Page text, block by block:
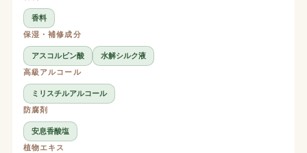
香料
保湿・補修成分
アスコルビン酸
水解シルク液
高級アルコール
ミリスチルアルコール
防腐剤
安息香酸塩
植物エキス